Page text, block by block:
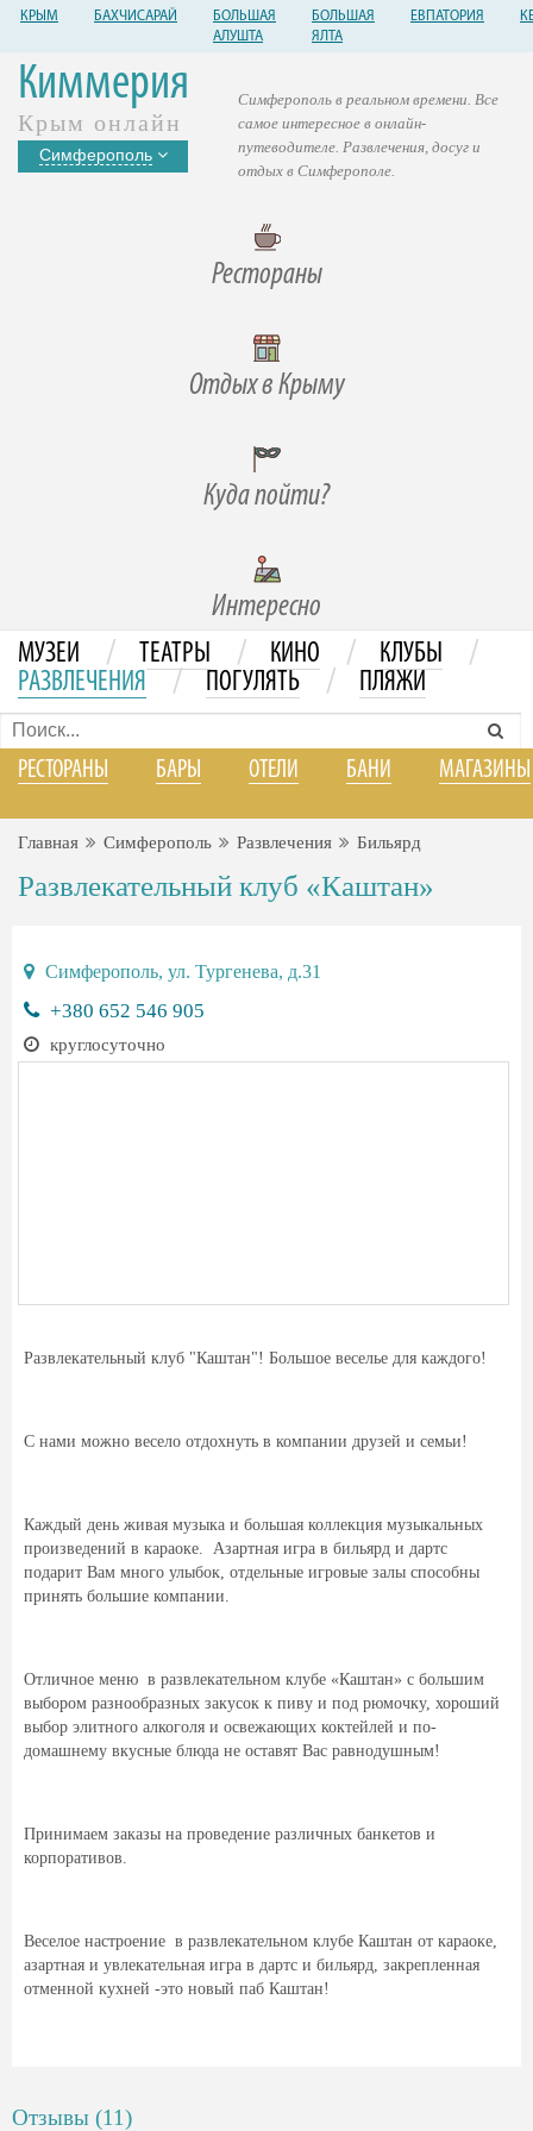
КРЫМ БАХЧИСАРАЙ
БОЛЬШАЯ
АЛУШТА
БОЛЬШАЯ
ЯЛТА
ЕВПАТОРИЯ
Киммерия
Крым онлайн
Симферополь
Рестораны
Отдых в Крыму
Куда пойти?
Интересно
Симферополь в реальном времени. Все
самое интересное в онлайн-
путеводителе. Развлечения, досуг и
отдых в Симферополе.
МУЗЕИ / ТЕАТРЫ / КИНО / КЛУБЫ /
РАЗВЛЕЧЕНИЯ / ПОГУЛЯТЬ / ПЛЯЖИ
РЕСТОРАНЫ БАРЫ ОТЕЛИ БАНИ МАГАЗИНЫ
Главная Симферополь Развлечения Бильярд
Развлекательный клуб «Каштан»
Симферополь, ул. Тургенева, д.31
+380 652 546 905
круглосуточно
Развлекательный клуб "Каштан"! Большое веселье для каждого!
С нами можно весело отдохнуть в компании друзей и семьи!
Каждый день живая музыка и большая коллекция музыкальных
произведений в караоке. Азартная игра в бильярд и дартс
подарит Вам много улыбок, отдельные игровые залы способны
принять большие компании.
Отличное меню в развлекательном клубе «Каштан» с большим
выбором разнообразных закусок к пиву и под рюмочку, хороший
выбор элитного алкоголя и освежающих коктейлей и по-
домашнему вкусные блюда не оставят Вас равнодушным!
Принимаем заказы на проведение различных банкетов и
корпоративов.
Веселое настроение в развлекательном клубе Каштан от караоке,
азартная и увлекательная игра в дартс и бильярд, закрепленная
отменной кухней -это новый паб Каштан!
Отзывы (11)